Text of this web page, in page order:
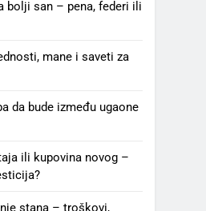
bolji san – pena, federi ili
mane i saveti za
da bude između ugaone
ili kupovina novog –
stana – troškovi,